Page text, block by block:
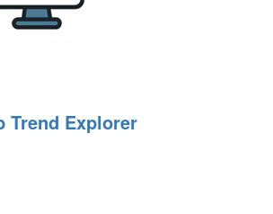
Trend Explorer